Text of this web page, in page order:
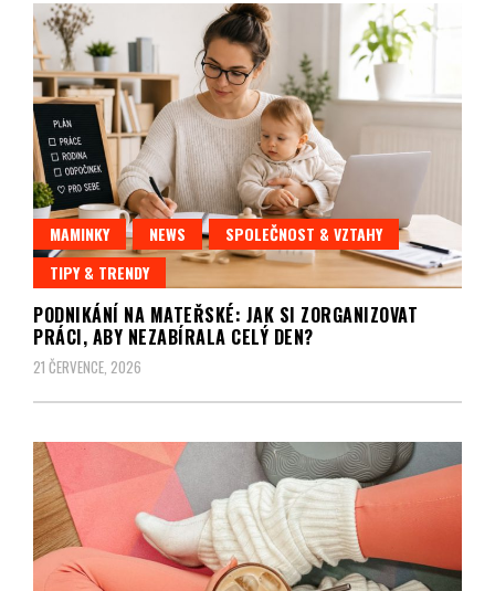
MAMINKY NEWS
SPOLEČNOST & VZTAHY
TIPY & TRENDY
PODNIKÁNÍ NA MATEŘSKÉ: JAK SI ZORGANIZOVAT
PRÁCI, ABY NEZABÍRALA CELÝ DEN?
21 ČERVENCE, 2026